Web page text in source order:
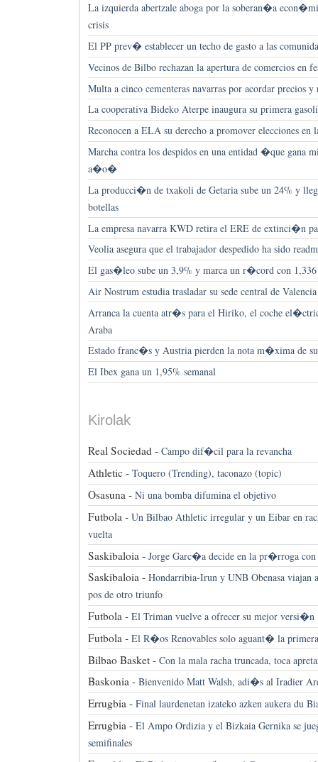
La izquierda abertzale aboga por la soberan�a
crisis
El PP prev� establecer un techo de gasto a las
Vecinos de Bilbo rechazan la apertura de comercios en
Multa a cinco cementeras navarras por acordar precios
La cooperativa Bideko Aterpe inaugura su primera
Reconocen a ELA su derecho a promover elecciones en
Marcha contra los despidos en una entidad �que gana
a�o�
La producci�n de txakoli de Getaria sube un 24% y
botellas
La empresa navarra KWD retira el ERE de extinci�n
Veolia asegura que el trabajador despedido ha sido
El gas�leo sube un 3,9% y marca un r�cord con
Air Nostrum estudia trasladar su sede central de
Arranca la cuenta atr�s para el Hiriko, el coche
Araba
Estado franc�s y Austria pierden la nota m�xima de su
El Ibex gana un 1,95% semanal
Kirolak
Real Sociedad - Campo dif�cil para la revancha
Athletic - Toquero (Trending), taconazo (topic)
Osasuna - Ni una bomba difumina el objetivo
Futbola - Un Bilbao Athletic irregular y un Eibar en
vuelta
Saskibaloia - Jorge Garc�a decide en la pr�rroga
Saskibaloia - Hondarribia-Irun y UNB Obenasa viajan
pos de otro triunfo
Futbola - El Triman vuelve a ofrecer su mejor versi�n
Futbola - El R�os Renovables solo aguant� la
Bilbao Basket - Con la mala racha truncada, toca
Baskonia - Bienvenido Matt Walsh, adi�s al Iradier
Errugbia - Final laurdenetan izateko azken aukera du
Errugbia - El Ampo Ordizia y el Bizkaia Gernika se
semifinales